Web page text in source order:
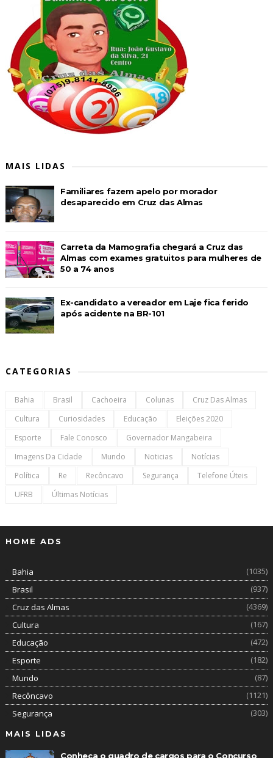
MAIS LIDAS
Familiares fazem apelo por morador
desaparecido em Cruz das Almas
Carreta da Mamografia chegará a Cruz das
Almas com exames gratuitos para mulheres de
50 a 74 anos
Ex-candidato a vereador em Laje fica ferido
após acidente na BR-101
CATEGORIAS
Bahia Brasil Cachoeira Colunas
Cruz Das Almas
Cultura
Curiosidades Educação
Eleições 2020
Esporte
Fale Conosco
Governador Mangabeira
Imagens Da Cidade
Mundo Noticias
Notícias
Política
Re Recôncavo Segurança
Telefone Úteis
UFRB
Últimas Notícias
HOME ADS
Bahia
(1035)
Brasil
(937)
Cruz das Almas
(4369)
Cultura
(167)
Educação
(472)
Esporte
(182)
Mundo
(87)
Recôncavo
(1121)
Segurança
(303)
MAIS LIDAS
Conheça o quadro de cargos para o Concurso